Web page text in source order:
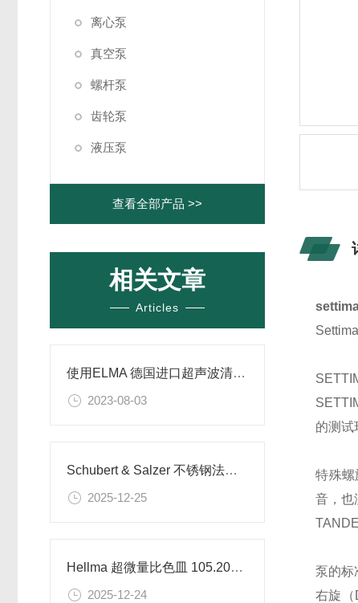
离心泵
真空泵
螺杆泵
齿轮泵
液压泵
查看全部产品 >>
相关文章
Articles
使用ELMA 德国进口超声波清洗机需要注意
2023-08-03
Schubert & Salzer 不锈钢法兰阀 7032/032V912011的技术参数
2025-12-25
Hellma 超微量比色皿 105.202-QS的技术参数
2025-12-24
的测试
特殊螺
音，也
泵的标
右旋（